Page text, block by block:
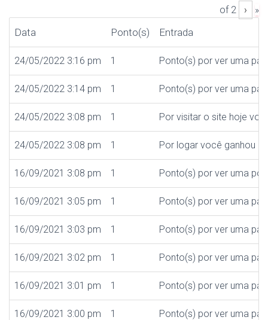
of 2 › »
Data Ponto(s) Entrada
24/05/2022 3:16 pm 1 Ponto(s) por ver uma
24/05/2022 3:14 pm 1 Ponto(s) por ver uma
24/05/2022 3:08 pm 1 Por visitar o site hoje
24/05/2022 3:08 pm 1 Por logar você ganhou
16/09/2021 3:08 pm 1 Ponto(s) por ver uma
16/09/2021 3:05 pm 1 Ponto(s) por ver uma
16/09/2021 3:03 pm 1 Ponto(s) por ver uma
16/09/2021 3:02 pm 1 Ponto(s) por ver uma
16/09/2021 3:01 pm 1 Ponto(s) por ver uma
16/09/2021 3:00 pm 1 Ponto(s) por ver uma